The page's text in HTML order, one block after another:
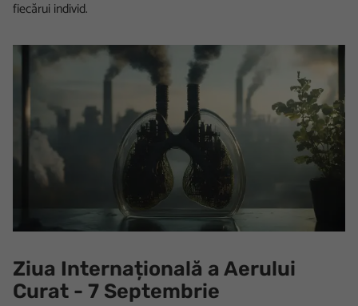
fiecărui individ.
Ziua Internațională a Aerului
Curat - 7 Septembrie